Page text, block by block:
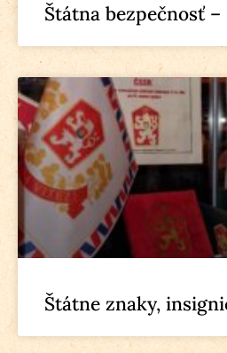
Štátna bezpečnosť –
Štátne znaky,